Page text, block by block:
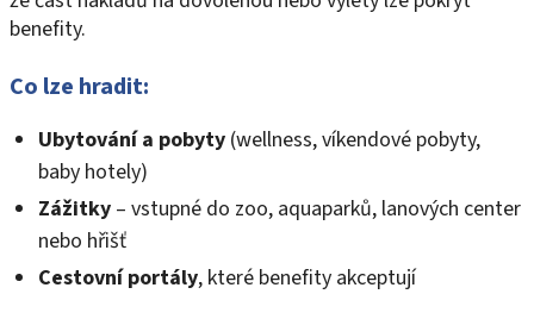
benefity.
Co lze hradit:
Ubytování a pobyty (wellness, víkendové pobyty,
baby hotely)
Zážitky – vstupné do zoo, aquaparků, lanových center
nebo hřišť
Cestovní portály, které benefity akceptují